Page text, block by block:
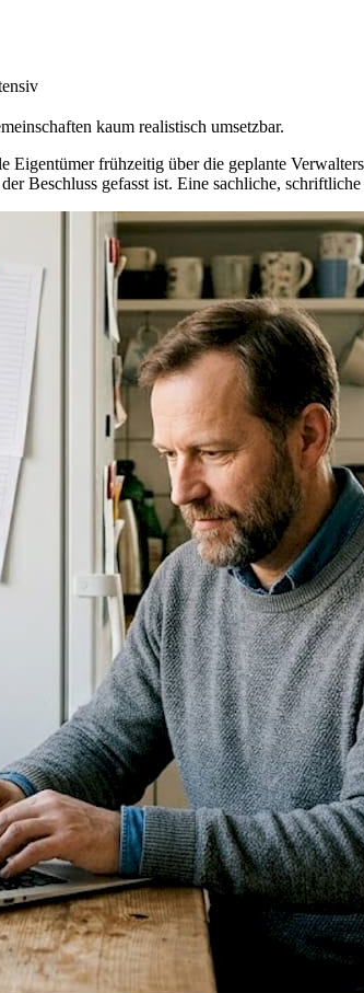
kaum realistisch umsetzbar.
frühzeitig über die geplante
Beschluss gefasst ist. Eine sachliche,